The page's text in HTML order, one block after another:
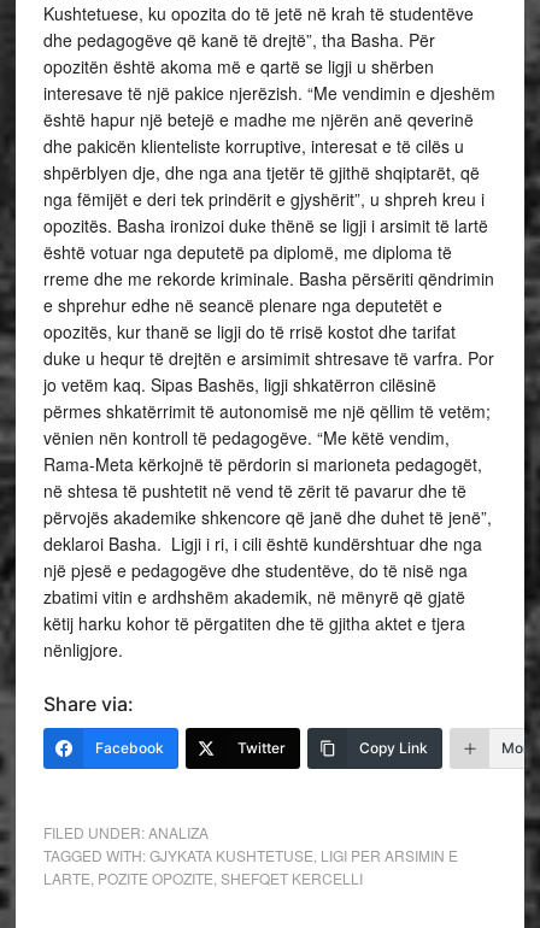
Kushtetuese, ku opozita do të jetë në krah të studentëve
dhe pedagogëve që kanë të drejtë”, tha Basha. Për
opozitën është akoma më e qartë se ligji u shërben
interesave të një pakice njerëzish. “Me vendimin e djeshëm
është hapur një betejë e madhe me njërën anë qeverinë
dhe pakicën klienteliste korruptive, interesat e të cilës u
shpërblyen dje, dhe nga ana tjetër të gjithë shqiptarët, që
nga fëmijët e deri tek prindërit e gjyshërit”, u shpreh kreu i
opozitës. Basha ironizoi duke thënë se ligji i arsimit të lartë
është votuar nga deputetë pa diplomë, me diploma të
rreme dhe me rekorde kriminale. Basha përsëriti qëndrimin
e shprehur edhe në seancë plenare nga deputetët e
opozitës, kur thanë se ligji do të rrisë kostot dhe tarifat
duke u hequr të drejtën e arsimimit shtresave të varfra. Por
jo vetëm kaq. Sipas Bashës, ligji shkatërron cilësinë
përmes shkatërrimit të autonomisë me një qëllim të vetëm;
vënien nën kontroll të pedagogëve. “Me këtë vendim,
Rama-Meta kërkojnë të përdorin si marioneta pedagogët,
në shtesa të pushtetit në vend të zërit të pavarur dhe të
përvojës akademike shkencore që janë dhe duhet të jenë”,
deklaroi Basha. Ligji i ri, i cili është kundërshtuar dhe nga
një pjesë e pedagogëve dhe studentëve, do të nisë nga
zbatimi vitin e ardhshëm akademik, në mënyrë që gjatë
këtij harku kohor të përgatiten dhe të gjitha aktet e tjera
nënligjore.
Share via:
Facebook Twitter Copy Link More
FILED UNDER:ANALIZA
TAGGED WITH:GJYKATA KUSHTETUSE LIGI PER ARSIMIN E
LARTE POZITE OPOZITE SHEFQET KERCELLI